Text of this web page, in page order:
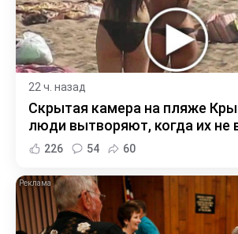
22 ч. назад
Скрытая камера на пляже
люди вытворяют, когда их не
226 54 60